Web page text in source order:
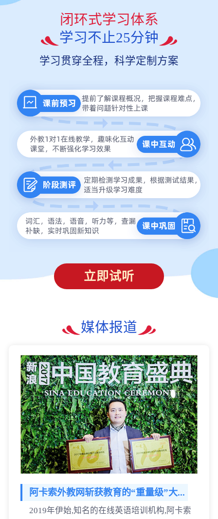
闭环式学习体系
学习不止25分钟
学习贯穿全程，科学定制方案
立即试听
媒体报道
阿卡索外教网斩获教育的“重量级”大...
2019年伊始,知名的在线英语培训机构,阿卡索